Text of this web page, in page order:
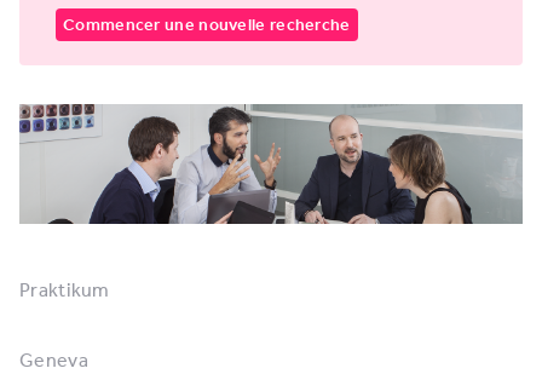
Commencer une nouvelle recherche
Praktikum
Geneva